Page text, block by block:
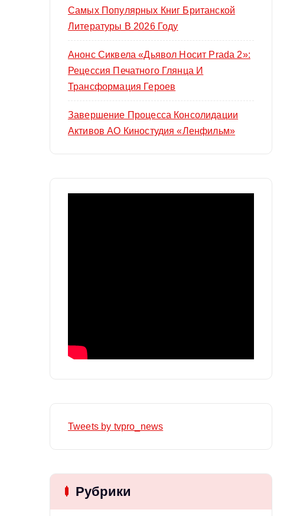
Самых Популярных Книг Британской
Литературы В 2026 Году
Анонс Сиквела «Дьявол Носит Prada 2»:
Рецессия Печатного Глянца И
Трансформация Героев
Завершение Процесса Консолидации
Активов АО Киностудия «Ленфильм»
Tweets by tvpro_news
Рубрики